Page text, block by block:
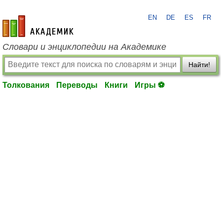
academic.ru
EN DE ES FR
Словари и энциклопедии на Академике
Найти!
Толкования Переводы Книги Игры ⚽